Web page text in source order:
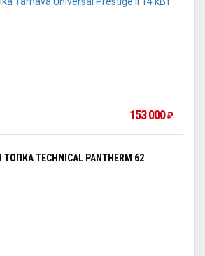
153 000₽
TECHNICAL PANTHERM 62